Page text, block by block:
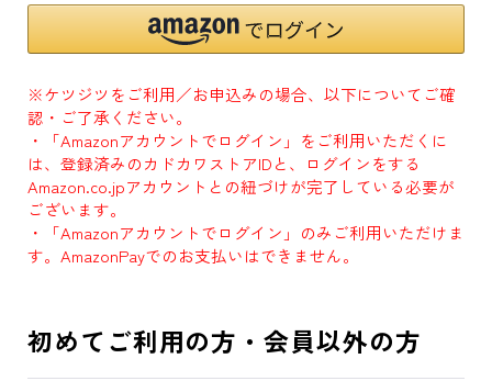
※ケツジツをご利用／お申込みの場合、以下についてご確
認・ご了承ください。
・「Amazonアカウントでログイン」をご利用いただくに
は、登録済みのカドカワストアIDと、ログインをする
Amazon.co.jpアカウントとの紐づけが完了している必要が
ございます。
・「Amazonアカウントでログイン」のみご利用いただけま
す。AmazonPayでのお支払いはできません。
初めてご利用の方・会員以外の方